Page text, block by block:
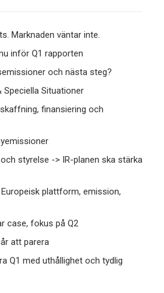
Marknaden väntar inte.
inför Q1 rapporten
och nästa steg?
Speciella Situationer
finansiering och
styrelse -> IR-planen ska stärka
plattform, emission,
case, fokus på Q2
att parera
Q1 med uthållighet och tydlig